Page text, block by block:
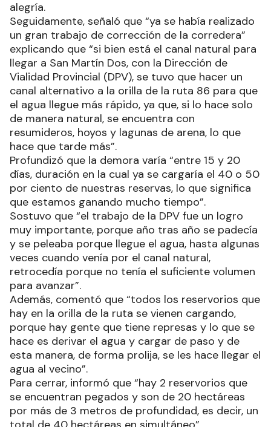
alegría.
Seguidamente, señaló que “ya se había realizado
un gran trabajo de corrección de la corredera”
explicando que “si bien está el canal natural para
llegar a San Martín Dos, con la Dirección de
Vialidad Provincial (DPV), se tuvo que hacer un
canal alternativo a la orilla de la ruta 86 para que
el agua llegue más rápido, ya que, si lo hace solo
de manera natural, se encuentra con
resumideros, hoyos y lagunas de arena, lo que
hace que tarde más”.
Profundizó que la demora varía “entre 15 y 20
días, duración en la cual ya se cargaría el 40 o 50
por ciento de nuestras reservas, lo que significa
que estamos ganando mucho tiempo”.
Sostuvo que “el trabajo de la DPV fue un logro
muy importante, porque año tras año se padecía
y se peleaba porque llegue el agua, hasta algunas
veces cuando venía por el canal natural,
retrocedía porque no tenía el suficiente volumen
para avanzar”.
Además, comentó que “todos los reservorios que
hay en la orilla de la ruta se vienen cargando,
porque hay gente que tiene represas y lo que se
hace es derivar el agua y cargar de paso y de
esta manera, de forma prolija, se les hace llegar el
agua al vecino”.
Para cerrar, informó que “hay 2 reservorios que
se encuentran pegados y son de 20 hectáreas
por más de 3 metros de profundidad, es decir, un